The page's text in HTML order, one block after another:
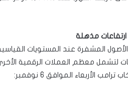
المشفرة عند المستويات القياسية
الأربعاء الموافق 6 نوفمبر: